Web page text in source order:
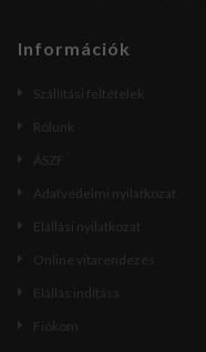
Információk
Szállítási feltételek
Rólunk
ÁSZF
Adatvédelmi nyilatkozat
Elállási nyilatkozat
Online vitarendezés
Elállás indítása
Fiókom